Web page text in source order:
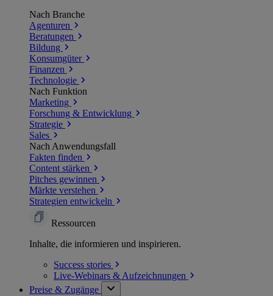
Nach Branche
Agenturen
Beratungen
Bildung
Konsumgüter
Finanzen
Technologie
Nach Funktion
Marketing
Forschung & Entwicklung
Strategie
Sales
Nach Anwendungsfall
Fakten finden
Content stärken
Pitches gewinnen
Märkte verstehen
Strategien entwickeln
Ressourcen
Inhalte, die informieren und inspirieren.
Success stories
Live-Webinars & Aufzeichnungen
Preise & Zugänge